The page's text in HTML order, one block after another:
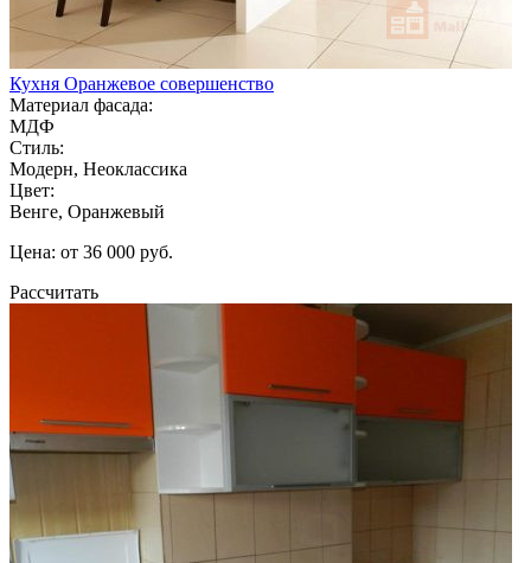
Кухня Оранжевое совершенство
Материал фасада:
МДФ
Стиль:
Модерн, Неоклассика
Цвет:
Венге, Оранжевый
Цена: от 36 000 руб.
Рассчитать